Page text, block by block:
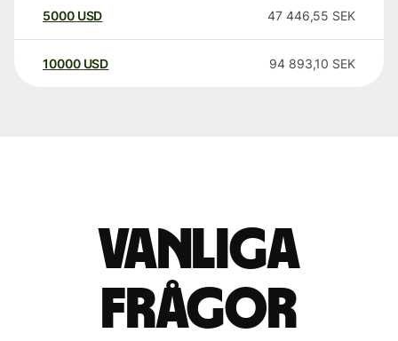
5000 USD 47 446,55 SEK
10000 USD 94 893,10 SEK
Vanliga
frågor